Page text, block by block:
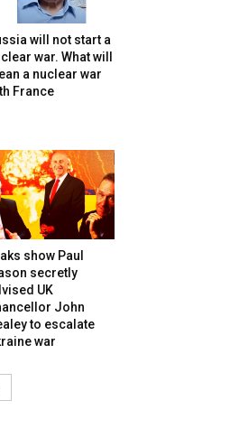
will not start a
war. What will
a nuclear war
France
show Paul
secretly
UK
John
to escalate
war